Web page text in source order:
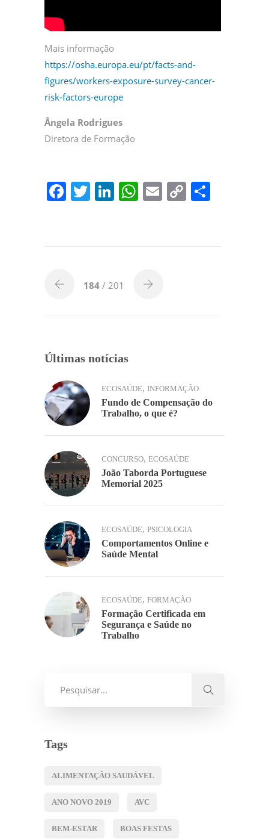
Mais informação
https://osha.europa.eu/pt/facts-and-
figures/workers-exposure-survey-cancer-
risk-factors-europe
Ângela Rodrigues
Diretora de Formação
F T Li
n
W
p
E C
184 / 201
Últimas notícias
ECOSAÚDE, INFORMAÇÃO
Fundo de Compensação do
Trabalho, o que é?
CONCURSO, ECOSAÚDE
João Taborda Portuguese
Memorial 2025
ECOSAÚDE, PSICOLOGIA
Comportamentos Online e
Saúde Mental
ECOSAÚDE, FORMAÇÃO
Formação Certificada em
Segurança e Saúde no
Trabalho
Tags
ALIMENTAÇÃO SAUDÁVEL
ANO NOVO 2019 AVC
BEM-ESTAR BOAS FESTAS